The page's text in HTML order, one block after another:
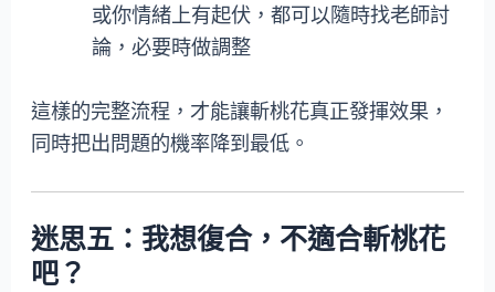
或你情緒上有起伏，都可以隨時找老師討
論，必要時做調整
這樣的完整流程，才能讓斬桃花真正發揮效果，
同時把出問題的機率降到最低。
迷思五：我想復合，不適合斬桃花
吧？